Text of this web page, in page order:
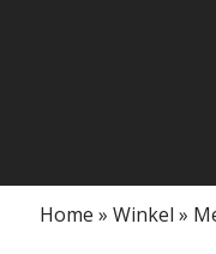
Home » Winkel »